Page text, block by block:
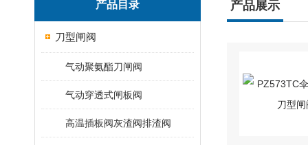
产品目录
刀型闸阀
气动聚氨酯刀闸阀
气动穿透式闸板阀
高温插板阀灰渣阀排渣阀
产品展示